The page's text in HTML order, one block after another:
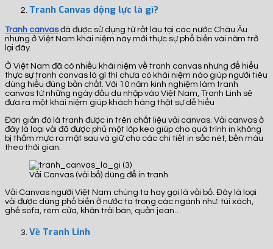
Tranh Canvas động lực là gì?
Tranh canvasđã được sử dụng từ rất lâu tại các nước Châu Âu
nhưng ở Việt Nam khái niệm này mới thực sự phổ biến vài năm trở
lại đây.
Ở Việt Nam đã có nhiều khái niệm về tranh canvas nhưng để hiểu
thực sự tranh canvas là gì thì chưa có khái niệm nào giúp người tiêu
dùng hiểu đúng bản chất. Với 10 năm kinh nghiệm làm tranh
canvas từ những ngày đầu du nhập vào Việt Nam, Tranh Linh sẽ
đưa ra một khái niệm giúp khách hàng thật sự dễ hiểu
Đơn giản đó là tranh được in trên chất liệu vải canvas. Vải canvas ở
đây là loại vải đã được phủ một lớp keo giúp cho quá trình in không
bị thấm mực ra mặt sau và giữ cho các chi tiết in sắc nét, bền màu
theo thời gian.
Vải Canvas (vải bố) dùng để in tranh
Vải Canvas người Việt Nam chúng ta hay gọi là vải bố. Đây là loại
vải được dùng phổ biến ở nước ta trong các ngành như: túi xách,
ghế sofa, rèm cửa, khăn trải bàn, quần jean…
Về Tranh Linh